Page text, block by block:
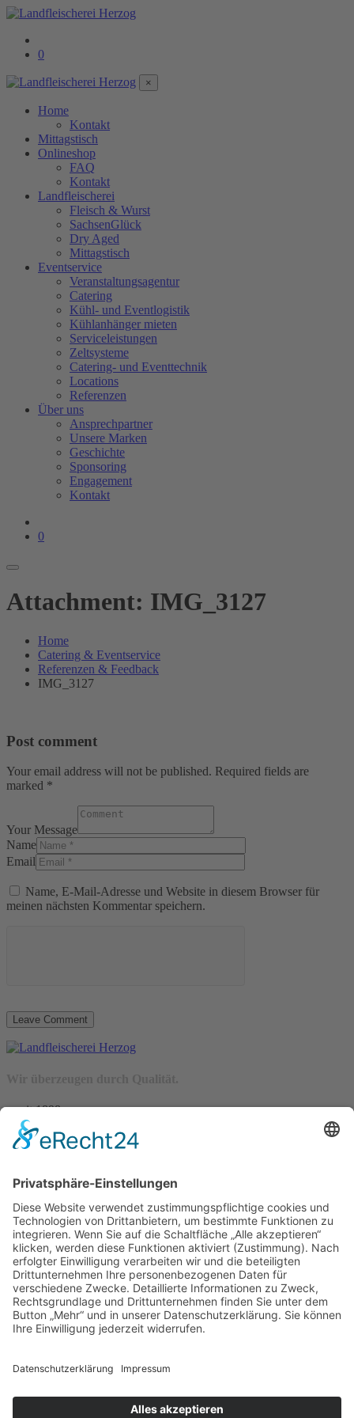
0
×
Home
Kontakt
Mittagstisch
Onlineshop
FAQ
Kontakt
Landfleischerei
Fleisch & Wurst
SachsenGlück
Dry Aged
Mittagstisch
Eventservice
Veranstaltungsagentur
Catering
Kühl- und Eventlogistik
Kühlanhänger mieten
Serviceleistungen
Zeltsysteme
Catering- und Eventtechnik
Locations
Referenzen
Über uns
Ansprechpartner
Unsere Marken
Geschichte
Sponsoring
Engagement
Kontakt
0
Attachment: IMG_3127
Home
Catering & Eventservice
Referenzen & Feedback
IMG_3127
Post comment
Your email address will not be published. Required fields are
marked *
Your Message
Name
Email
Name, E-Mail-Adresse und Website in diesem Browser für
meinen nächsten Kommentar speichern.
– seit 1898 –
Wir freuen uns auf Sie:
Landfleischerei & Catering Karl Herzog
Leutersdorfer Str. 6
02794 Spitzkunnersdorf
Tel.: 03586 / 38 62 96
Fax: 03586 / 78 93 32
Startseite
Onlineshop